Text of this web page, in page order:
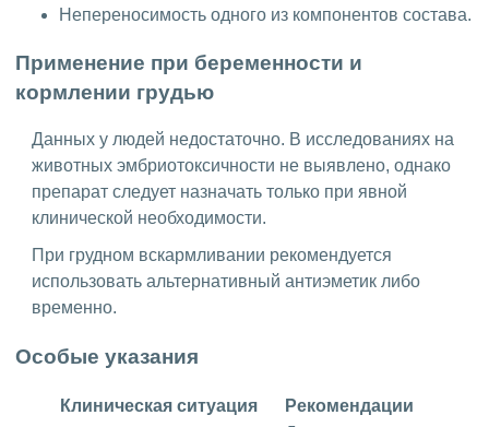
Непереносимость одного из компонентов состава.
Применение при беременности и
кормлении грудью
Данных у людей недостаточно. В исследованиях на
животных эмбриотоксичности не выявлено, однако
препарат следует назначать только при явной
клинической необходимости.
При грудном вскармливании рекомендуется
использовать альтернативный антиэметик либо
временно.
Особые указания
Клиническая ситуация Рекомендации